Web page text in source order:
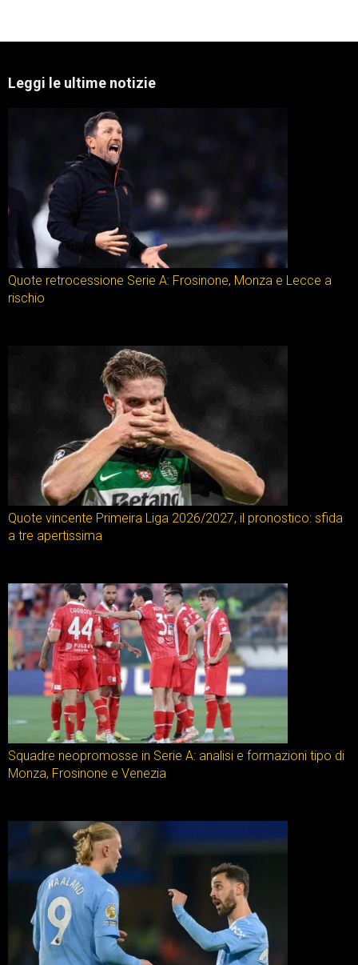
Leggi le ultime notizie
Quote retrocessione Serie A: Frosinone, Monza e Lecce a
rischio
Quote vincente Primeira Liga 2026/2027, il pronostico: sfida
a tre apertissima
Squadre neopromosse in Serie A: analisi e formazioni tipo di
Monza, Frosinone e Venezia